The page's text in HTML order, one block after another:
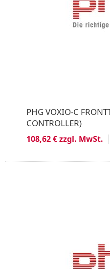
PHG VOXIO-C
CONTROLLER)
108,62 € zzgl. MwSt.